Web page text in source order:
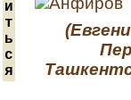
и
т
ь
с
я